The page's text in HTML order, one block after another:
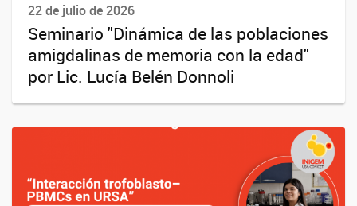
22 de julio de 2026
Seminario "Dinámica de las poblaciones
amigdalinas de memoria con la edad"
por Lic. Lucía Belén Donnoli